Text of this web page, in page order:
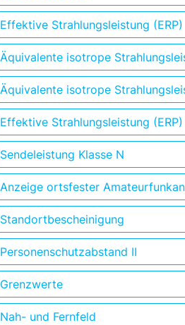
Effektive Strahlungsleistung (ERP)
Äquivalente isotrope
Äquivalente isotrope
Effektive Strahlungsleistung (ERP)
Sendeleistung Klasse N
Anzeige ortsfester
Standortbescheinigung
Personenschutzabstand II
Grenzwerte
Nah- und Fernfeld